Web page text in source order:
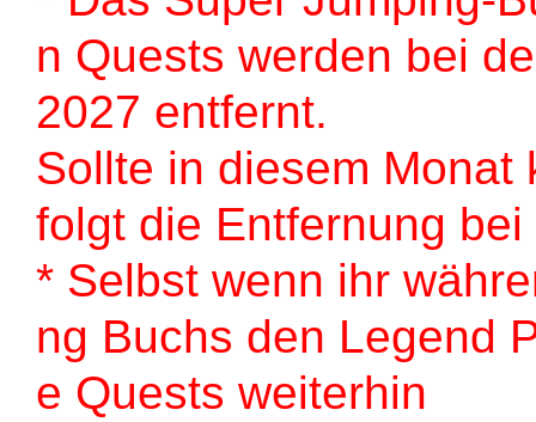
n Quests werden bei
2027 entfernt.
Sollte in diesem
folgt die Entfernung
* Selbst wenn ihr
ng Buchs den Legend
e Quests weiterhin